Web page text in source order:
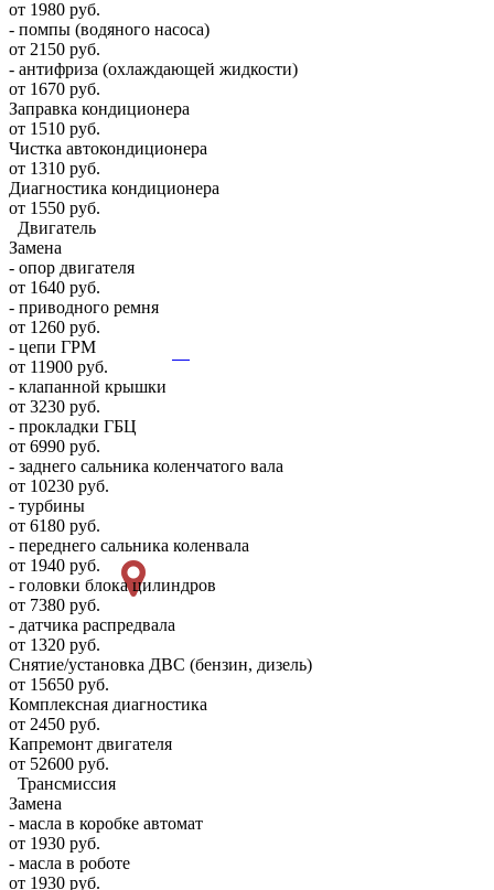
от 1980 руб.
- помпы (водяного насоса)
от 2150 руб.
- антифриза (охлаждающей жидкости)
от 1670 руб.
Заправка кондиционера
от 1510 руб.
Чистка автокондиционера
от 1310 руб.
Диагностика кондиционера
от 1550 руб.
Двигатель
Замена
- опор двигателя
от 1640 руб.
- приводного ремня
от 1260 руб.
- цепи ГРМ
от 11900 руб.
- клапанной крышки
от 3230 руб.
- прокладки ГБЦ
от 6990 руб.
- заднего сальника коленчатого вала
от 10230 руб.
- турбины
от 6180 руб.
- переднего сальника коленвала
от 1940 руб.
- головки блока цилиндров
от 7380 руб.
- датчика распредвала
от 1320 руб.
Снятие/установка ДВС (бензин, дизель)
от 15650 руб.
Комплексная диагностика
от 2450 руб.
Капремонт двигателя
от 52600 руб.
Трансмиссия
Замена
- масла в коробке автомат
от 1930 руб.
- масла в роботе
от 1930 руб.